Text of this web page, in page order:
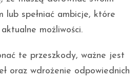
lub spełniać ambicje, które
możliwości.
te przeszkody, ważne jest
oraz wdrożenie odpowiednich